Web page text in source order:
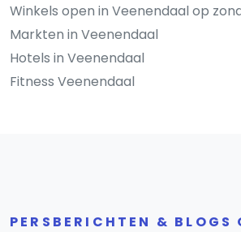
Winkels open in Veenendaal op
Markten in Veenendaal
Hotels in Veenendaal
Fitness Veenendaal
PERSBERICHTEN & BLOGS